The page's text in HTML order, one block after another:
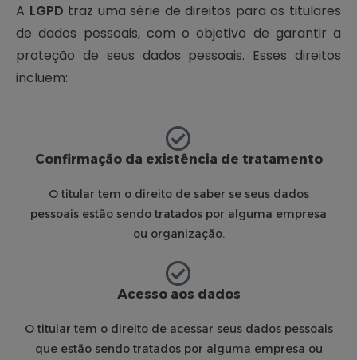
A LGPD traz uma série de direitos para os titulares
de dados pessoais, com o objetivo de garantir a
proteção de seus dados pessoais. Esses direitos
incluem:
Confirmação da existência de tratamento
O titular tem o direito de saber se seus dados
pessoais estão sendo tratados por alguma empresa
ou organização.
Acesso aos dados
O titular tem o direito de acessar seus dados pessoais
que estão sendo tratados por alguma empresa ou